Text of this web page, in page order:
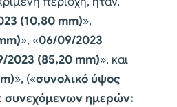
(10,80 mm)»,
)», «06/09/2023
2023 (85,20 mm)», και
)», («συνολικό ύψος
συνεχόμενων ημερών: